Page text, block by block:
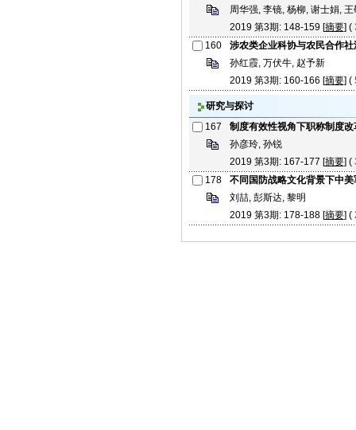
周华强, 李镜, 杨柳, 谢士娟, 王
2019 第3期: 148-159 [摘要] (
160
涉农类企业科协与农民合作
孙红霞, 万伏牛, 赵予新
2019 第3期: 160-166 [摘要] (
研究与探讨
167
制度有效性视角下职称制度改
孙彦玲, 孙锐
2019 第3期: 167-177 [摘要] (
178
不同国防战略文化背景下中
刘喆, 彭斯达, 黎明
2019 第3期: 178-188 [摘要] (